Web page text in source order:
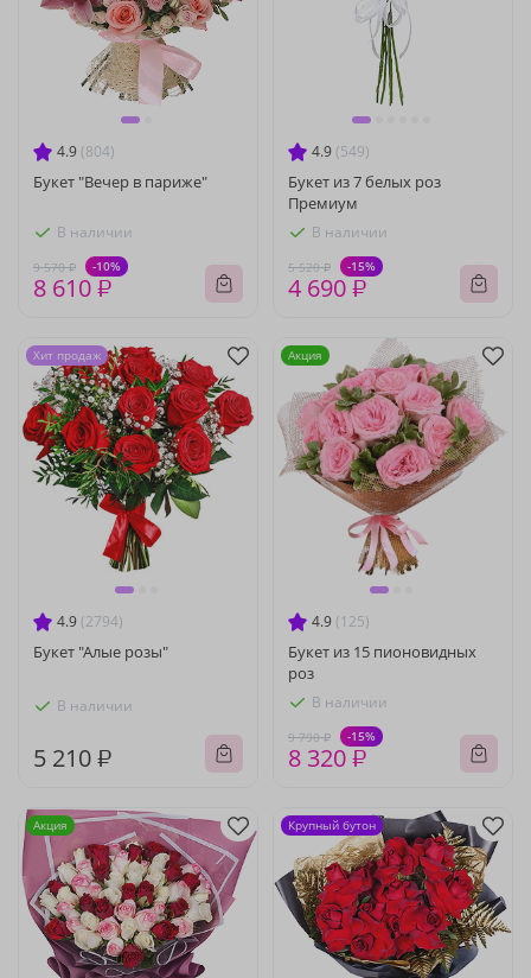
4.9 (804)
Букет "Вечер в париже"
В наличии
9 570 ₽ -10%
8 610 ₽
4.9 (549)
Букет из 7 белых роз
Премиум
В наличии
5 520 ₽ -15%
4 690 ₽
4.9 (2794)
Букет "Алые розы"
В наличии
5 210 ₽
Хит продаж
4.9 (125)
Букет из 15 пионовидных
роз
В наличии
9 790 ₽ -15%
8 320 ₽
Акция
Акция Крупный бутон